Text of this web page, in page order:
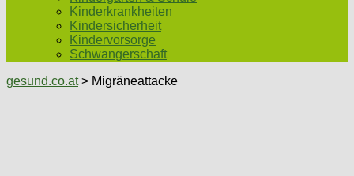
Kinderkrankheiten
Kindersicherheit
Kindervorsorge
Schwangerschaft
gesund.co.at> Migräneattacke